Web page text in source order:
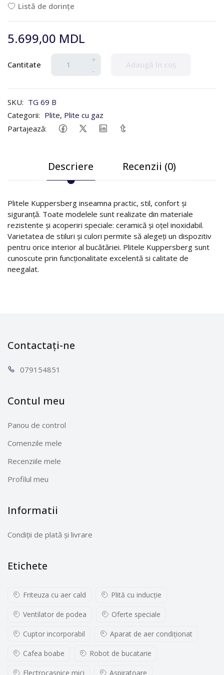
Listă de dorințe
5.699,00 MDL
Cantitate
+
-
Adaugă în coș
SKU: TG 69 B
Categorii: Plite, Plite cu gaz
Partajează:
Descriere Recenzii (0)
Plitele Kuppersberg inseamna practic, stil, confort și
siguranță. Toate modelele sunt realizate din materiale
rezistente și acoperiri speciale: ceramică și oțel inoxidabil.
Varietatea de stiluri și culori permite să alegeți un dispozitiv
pentru orice interior al bucătăriei. Plitele Kuppersberg sunt
cunoscute prin funcționalitate excelentă si calitate de
neegalat.
Contactați-ne
0791 54851
Contul meu
Panou de control
Comenzile mele
Recenziile mele
Profilul meu
Informatii
Condiții de plată și livrare
Etichete
Friteuza cu aer cald Plită cu inducţie
Ventilator de podea Oferte speciale
Cuptor incorporabil Aparat de aer condiționat
Cafea boabe Robot de bucatarie
Electrocasnice mici Aspiratoare